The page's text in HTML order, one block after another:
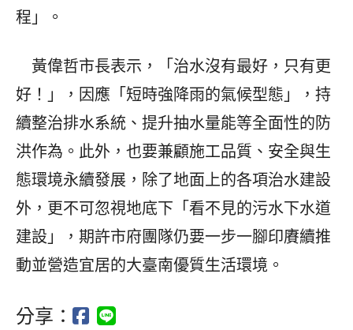
程」。
黃偉哲市長表示，「治水沒有最好，只有更
好！」，因應「短時強降雨的氣候型態」，持
續整治排水系統、提升抽水量能等全面性的防
洪作為。此外，也要兼顧施工品質、安全與生
態環境永續發展，除了地面上的各項治水建設
外，更不可忽視地底下「看不見的污水下水道
建設」，期許市府團隊仍要一步一腳印賡續推
動並營造宜居的大臺南優質生活環境。
分享：